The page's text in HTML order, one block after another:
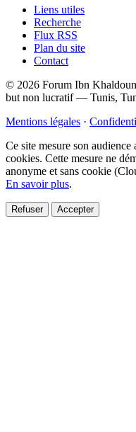
Liens utiles
Recherche
Flux RSS
Plan du site
Contact
© 2026 Forum Ibn
but non lucratif — Tunis,
Mentions légales ·
Ce site mesure son audience
cookies. Cette mesure ne
anonyme et sans cookie
En savoir plus.
Refuser Accepter